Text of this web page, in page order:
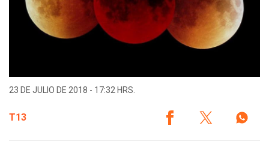
23 DE JULIO DE 2018 - 17:32 HRS.
T13